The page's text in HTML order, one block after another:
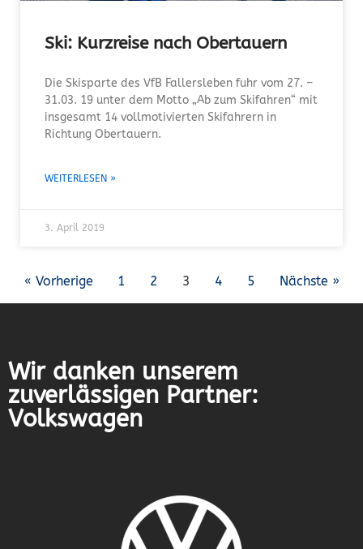
Ski: Kurzreise nach Obertauern
Die Skisparte des VfB Fallersleben fuhr vom 27. –
31.03. 19 unter dem Motto „Ab zum Skifahren“ mit
insgesamt 14 vollmotivierten Skifahrern in
Richtung Obertauern.
WEITERLESEN »
3. April 2019
« Vorherige 1 2 3 4 5 Nächste »
Wir danken unserem
zuverlässigen Partner:
Volkswagen